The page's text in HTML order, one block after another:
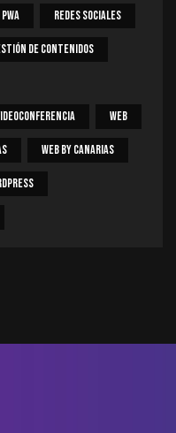
PWA Redes Sociales
De Contenidos
Web
Web By Canarias